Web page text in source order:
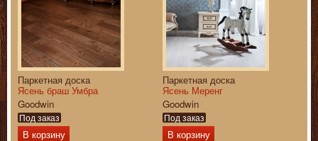
Паркетная доска
Ясень браш Умбра
Goodwin
Под заказ
В корзину
Паркетная доска
Ясень Меренг
Goodwin
Под заказ
В корзину